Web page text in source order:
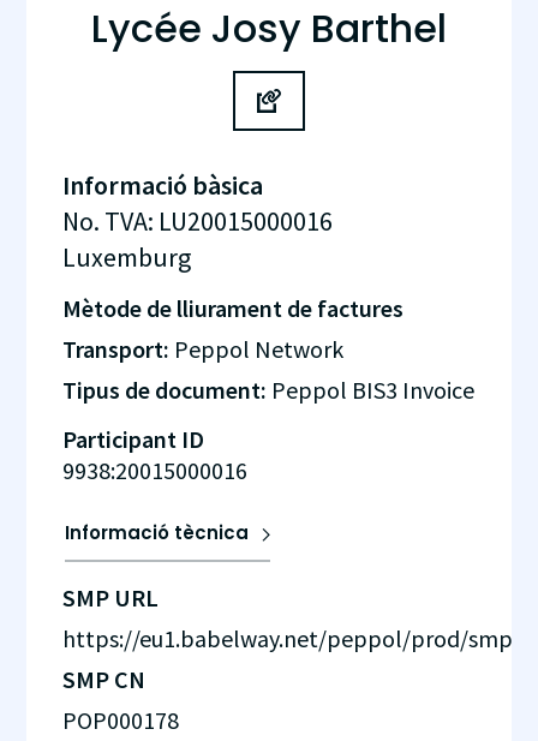
Lycée Josy Barthel
Informació bàsica
No. TVA: LU20015000016
Luxemburg
Mètode de lliurament de factures
Transport: Peppol Network
Tipus de document: Peppol BIS3 Invoice
Participant ID
9938:20015000016
Informació tècnica
SMP URL
https://eu1.babelway.net/peppol/prod/smp
SMP CN
POP000178